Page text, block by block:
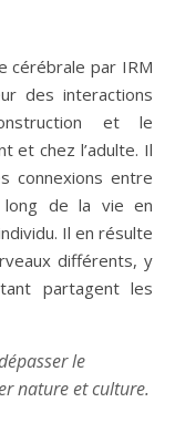
cérébrale par IRM
des interactions
et le
et chez l’adulte. Il
connexions entre
long de la vie en
Il en résulte
différents, y
partagent les
le
nature et culture.